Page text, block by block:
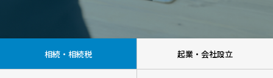
相続・相続税 起業・会社設立